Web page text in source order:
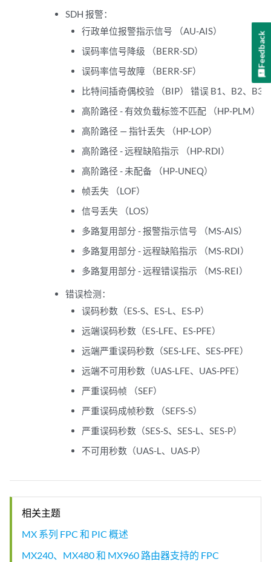
SDH 报警：
行政单位报警指示信号 （AU-AIS）
误码率信号降级 （BERR-SD）
误码率信号故障 （BERR-SF）
比特间插奇偶校验 （BIP） 错误 B1、B2、B3
高阶路径 - 有效负载标签不匹配 （HP-PLM）
高阶路径 — 指针丢失 （HP-LOP）
高阶路径 - 远程缺陷指示 （HP-RDI）
高阶路径 - 未配备 （HP-UNEQ）
帧丢失 （LOF）
信号丢失 （LOS）
多路复用部分 - 报警指示信号 （MS-AIS）
多路复用部分 - 远程缺陷指示 （MS-RDI）
多路复用部分 - 远程错误指示 （MS-REI）
错误检测：
误码秒数（ES-S、ES-L、ES-P）
远端误码秒数（ES-LFE、ES-PFE）
远端严重误码秒数（SES-LFE、SES-PFE）
远端不可用秒数（UAS-LFE、UAS-PFE）
严重误码帧 （SEF）
严重误码成帧秒数 （SEFS-S）
严重误码秒数（SES-S、SES-L、SES-P）
不可用秒数（UAS-L、UAS-P）
相关主题
MX 系列 FPC 和 PIC 概述
MX240、MX480 和 MX960 路由器支持的 FPC
Feedback